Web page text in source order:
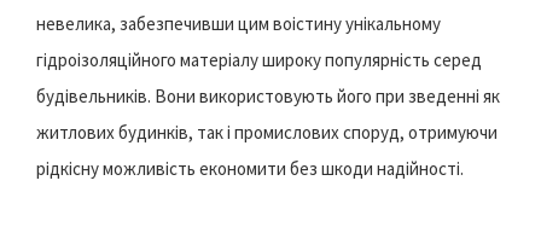
невелика, забезпечивши цим воістину унікальному
гідроізоляційного матеріалу широку популярність серед
будівельників. Вони використовують його при зведенні як
житлових будинків, так і промислових споруд, отримуючи
рідкісну можливість економити без шкоди надійності.